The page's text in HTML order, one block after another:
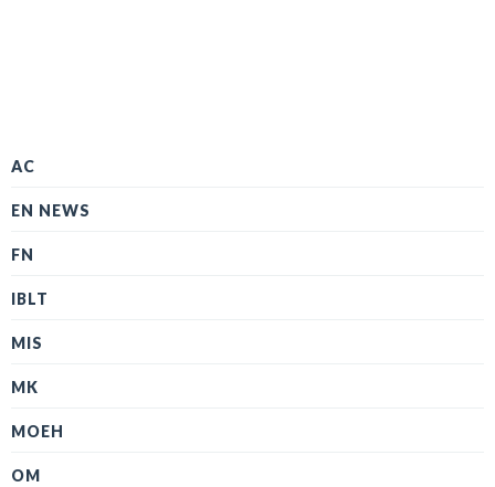
AC
EN NEWS
FN
IBLT
MIS
MK
MOEH
OM